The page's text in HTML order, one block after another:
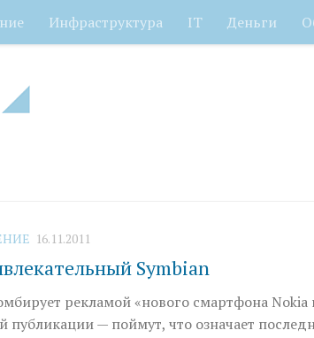
Инфраструктура IT Деньги
16.11.2011
Symbian
рекламой «нового смартфона Nokia
публикации — поймут, что означает